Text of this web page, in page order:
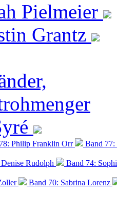
Pielmeier
Grantz
Philip Franklin Orr
Band
Rudolph
Band 74:
Band 70: Sabrina Lorenz